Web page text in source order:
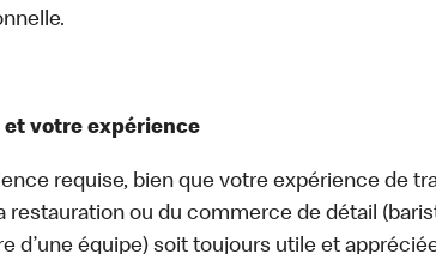
et votre expérience
requise, bien que votre expérience de
restauration ou du commerce de détail
d’une équipe) soit toujours utile et